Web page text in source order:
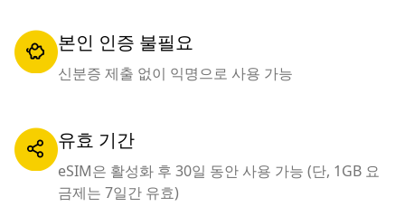
본인 인증 불필요
신분증 제출 없이 익명으로 사용 가능
유효 기간
eSIM은 활성화 후 30일 동안 사용 가능 (단, 1GB 요
금제는 7일간 유효)